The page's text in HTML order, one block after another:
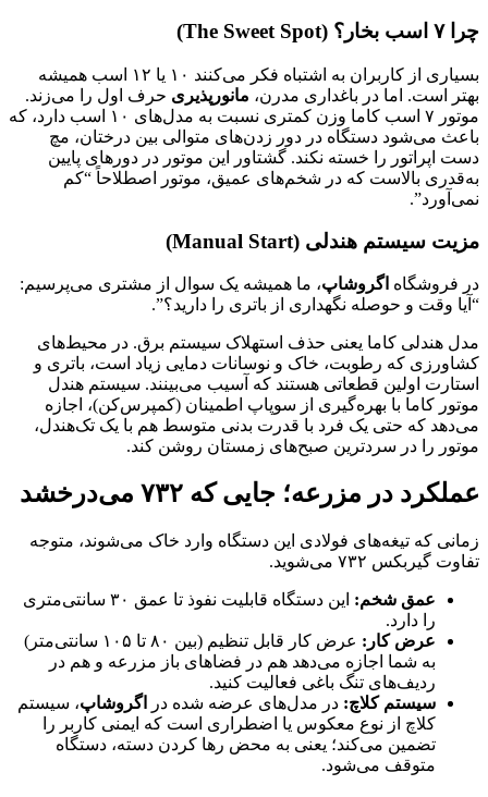
چرا ۷ اسب بخار؟ (The Sweet Spot)
بسیاری از کاربران به اشتباه فکر می‌کنند ۱۰ یا ۱۲ اسب همیشه
بهتر است. اما در باغداری مدرن، مانورپذیری حرف اول را می‌زند.
موتور ۷ اسب کاما وزن کمتری نسبت به مدل‌های ۱۰ اسب دارد، که
باعث می‌شود دستگاه در دور زدن‌های متوالی بین درختان، مچ
دست اپراتور را خسته نکند. گشتاور این موتور در دورهای پایین
به‌قدری بالاست که در شخم‌های عمیق، موتور اصطلاحاً “کم
نمی‌آورد”.
مزیت سیستم هندلی (Manual Start)
در فروشگاه اگروشاپ، ما همیشه یک سوال از مشتری می‌پرسیم:
“آیا وقت و حوصله نگهداری از باتری را دارید؟”.
مدل هندلی کاما یعنی حذف استهلاک سیستم برق. در محیط‌های
کشاورزی که رطوبت، خاک و نوسانات دمایی زیاد است، باتری و
استارت اولین قطعاتی هستند که آسیب می‌بینند. سیستم هندل
موتور کاما با بهره‌گیری از سوپاپ اطمینان (کمپرس‌کن)، اجازه
می‌دهد که حتی یک فرد با قدرت بدنی متوسط هم با یک تک‌هندل،
موتور را در سردترین صبح‌های زمستان روشن کند.
عملکرد در مزرعه؛ جایی که ۷۳۲ می‌درخشد
زمانی که تیغه‌های فولادی این دستگاه وارد خاک می‌شوند، متوجه
تفاوت گیربکس ۷۳۲ می‌شوید.
عمق شخم:
این دستگاه قابلیت نفوذ تا عمق ۳۰ سانتی‌متری
را دارد.
عرض کار:
عرض کار قابل تنظیم (بین ۸۰ تا ۱۰۵ سانتی‌متر)
به شما اجازه می‌دهد هم در فضاهای باز مزرعه و هم در
ردیف‌های تنگ باغی فعالیت کنید.
سیستم کلاچ: در مدل‌های عرضه شده در اگروشاپ، سیستم
کلاچ از نوع معکوس یا اضطراری است که ایمنی کاربر را
تضمین می‌کند؛ یعنی به محض رها کردن دسته، دستگاه
متوقف می‌شود.